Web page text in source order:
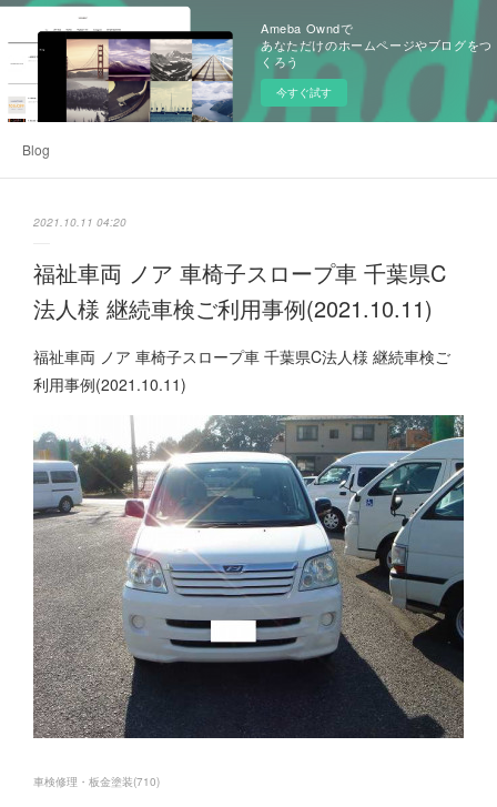
Ameba Owndで
あなただけのホームページやブログをつ
くろう
今すぐ試す
Blog
2021.10.11 04:20
福祉車両 ノア 車椅子スロープ車 千葉県C
法人様 継続車検ご利用事例(2021.10.11)
福祉車両 ノア 車椅子スロープ車 千葉県C法人様 継続車検ご
利用事例(2021.10.11)
車検修理・板金塗装(710)